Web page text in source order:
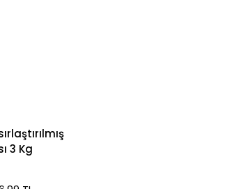
3 Kg